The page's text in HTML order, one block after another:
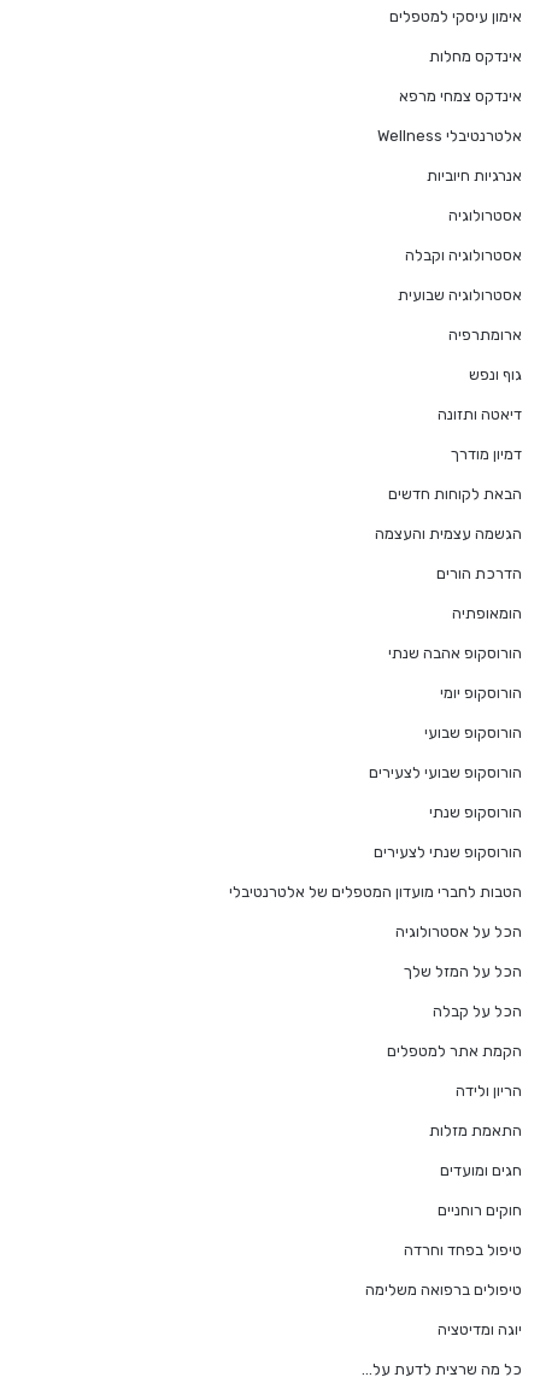
אימון עיסקי למטפלים
אינדקס מחלות
אינדקס צמחי מרפא
אלטרנטיבלי Wellness
אנרגיות חיוביות
אסטרולוגיה
אסטרולוגיה וקבלה
אסטרולוגיה שבועית
ארומתרפיה
גוף ונפש
דיאטה ותזונה
דמיון מודרך
הבאת לקוחות חדשים
הגשמה עצמית והעצמה
הדרכת הורים
הומאופתיה
הורוסקופ אהבה שנתי
הורוסקופ יומי
הורוסקופ שבועי
הורוסקופ שבועי לצעירים
הורוסקופ שנתי
הורוסקופ שנתי לצעירים
הטבות לחברי מועדון המטפלים של אלטרנטיבלי
הכל על אסטרולוגיה
הכל על המזל שלך
הכל על קבלה
הקמת אתר למטפלים
הריון ולידה
התאמת מזלות
חגים ומועדים
חוקים רוחניים
טיפול בפחד וחרדה
טיפולים ברפואה משלימה
יוגה ומדיטציה
כל מה שרצית לדעת על…